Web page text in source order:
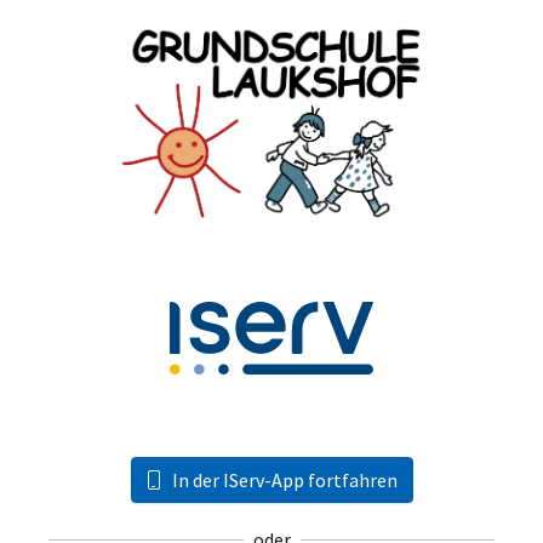
In der IServ-App fortfahren